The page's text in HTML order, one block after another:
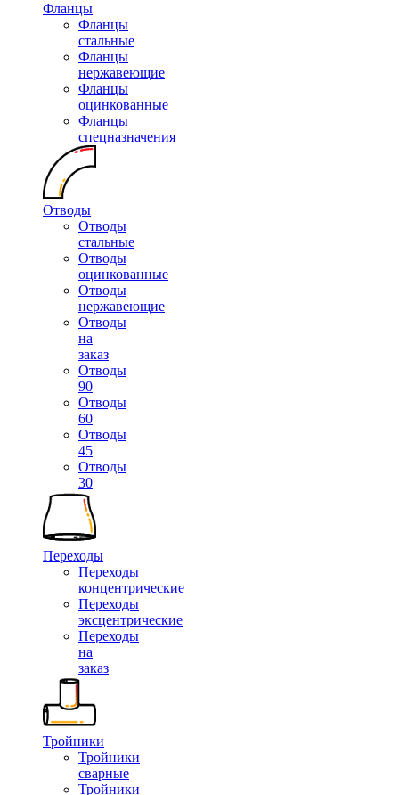
Фланцы
Фланцы
стальные
Фланцы
нержавеющие
Фланцы
оцинкованные
Фланцы
спецназначения
Отводы
Отводы
стальные
Отводы
оцинкованные
Отводы
нержавеющие
Отводы
на
заказ
Отводы
90
Отводы
60
Отводы
45
Отводы
30
Переходы
Переходы
концентрические
Переходы
эксцентрические
Переходы
на
заказ
Тройники
Тройники
сварные
Тройники